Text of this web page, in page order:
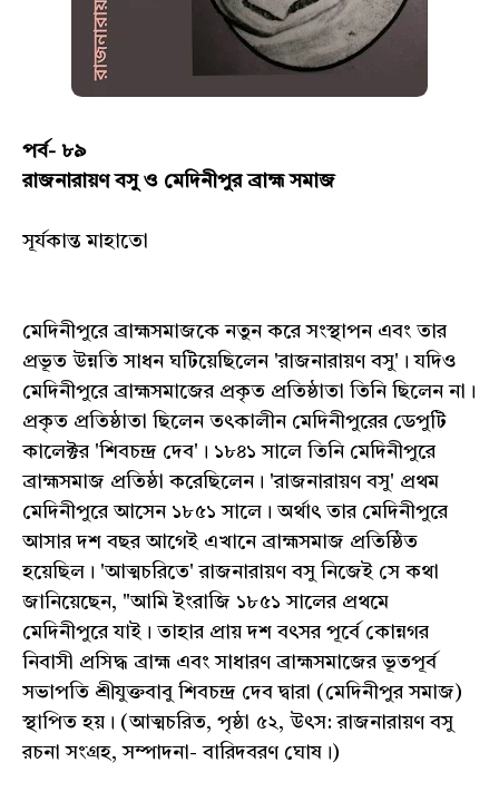
পর্ব- ৮৯
রাজনারায়ণ বসু ও মেদিনীপুর ব্রাহ্ম সমাজ
সূর্যকান্ত মাহাতো
মেদিনীপুরে ব্রাহ্মসমাজকে নতুন করে সংস্থাপন এবং তার
প্রভূত উন্নতি সাধন ঘটিয়েছিলেন 'রাজনারায়ণ বসু'। যদিও
মেদিনীপুরে ব্রাহ্মসমাজের প্রকৃত প্রতিষ্ঠাতা তিনি ছিলেন না।
প্রকৃত প্রতিষ্ঠাতা ছিলেন তৎকালীন মেদিনীপুরের ডেপুটি
কালেক্টর 'শিবচন্দ্র দেব'। ১৮৪১ সালে তিনি মেদিনীপুরে
ব্রাহ্মসমাজ প্রতিষ্ঠা করেছিলেন। 'রাজনারায়ণ বসু' প্রথম
মেদিনীপুরে আসেন ১৮৫১ সালে। অর্থাৎ তার মেদিনীপুরে
আসার দশ বছর আগেই এখানে ব্রাহ্মসমাজ প্রতিষ্ঠিত
হয়েছিল। 'আত্মচরিতে' রাজনারায়ণ বসু নিজেই সে কথা
জানিয়েছেন, "আমি ইংরাজি ১৮৫১ সালের প্রথমে
মেদিনীপুরে যাই। তাহার প্রায় দশ বৎসর পূর্বে কোন্নগর
নিবাসী প্রসিদ্ধ ব্রাহ্ম এবং সাধারণ ব্রাহ্মসমাজের ভূতপূর্ব
সভাপতি শ্রীযুক্তবাবু শিবচন্দ্র দেব দ্বারা (মেদিনীপুর সমাজ)
স্থাপিত হয়। (আত্মচরিত, পৃষ্ঠা ৫২, উৎস: রাজনারায়ণ বসু
রচনা সংগ্রহ, সম্পাদনা- বারিদবরণ ঘোষ।)